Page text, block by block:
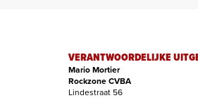
VERANTWOORDELIJKE
Mario Mortier
Rockzone CVBA
Lindestraat 56